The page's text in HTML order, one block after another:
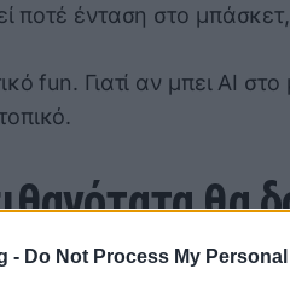
- Do Not Process My
ποτέ ένταση στο μπάσκετ,
fun. Γιατί αν μπει AI
θα
για τα